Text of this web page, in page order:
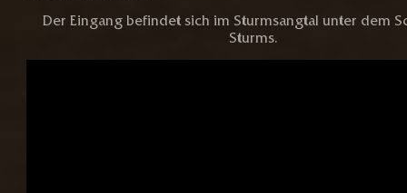
Der Eingang befindet sich im Sturmsangtal unter dem
Sturms.